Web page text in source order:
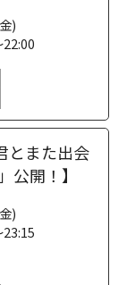
)
とまた出会
公開！】
)